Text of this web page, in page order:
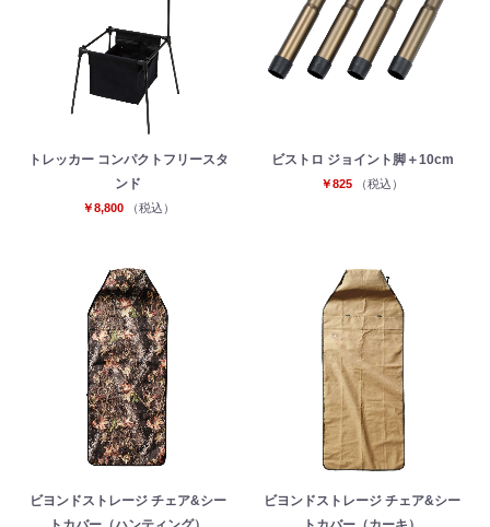
トレッカー コンパクトフリースタ
ンド
￥8,800 （税込）
ビストロ ジョイント脚＋10cm
￥825 （税込）
ビヨンドストレージ チェア&シー
ビヨンドストレージ チェア&シー